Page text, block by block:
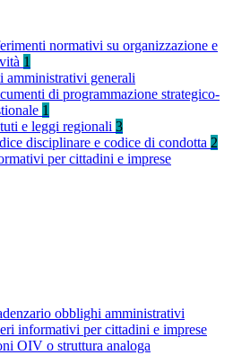
normativi su organizzazione e
1
amministrativi generali
di programmazione strategico-
1
e leggi regionali 3
disciplinare e codice di condotta 2
per cittadini e imprese
obblighi amministrativi
informativi per cittadini e imprese
OIV o struttura analoga